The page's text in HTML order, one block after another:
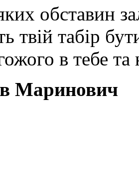
обставин
твій табір
в тебе та
Маринович